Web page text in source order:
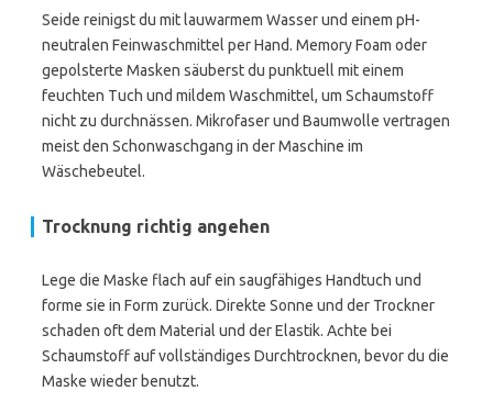
Seide reinigst du mit lauwarmem Wasser und einem pH-
neutralen Feinwaschmittel per Hand. Memory Foam oder
gepolsterte Masken säuberst du punktuell mit einem
feuchten Tuch und mildem Waschmittel, um Schaumstoff
nicht zu durchnässen. Mikrofaser und Baumwolle vertragen
meist den Schonwaschgang in der Maschine im
Wäschebeutel.
Trocknung richtig angehen
Lege die Maske flach auf ein saugfähiges Handtuch und
forme sie in Form zurück. Direkte Sonne und der Trockner
schaden oft dem Material und der Elastik. Achte bei
Schaumstoff auf vollständiges Durchtrocknen, bevor du die
Maske wieder benutzt.